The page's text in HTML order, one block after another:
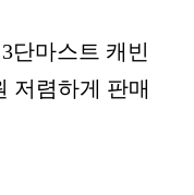
단마스트 캐빈
저렴하게 판매